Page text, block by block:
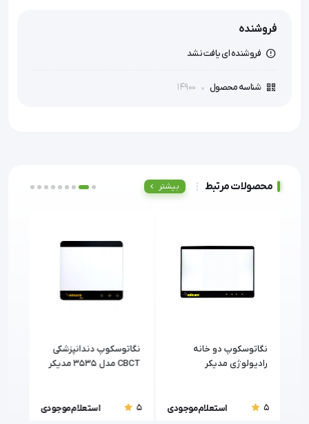
فروشنده
فروشنده ای یافت نشد
شناسه محصول 14900
محصولات مرتبط بیشتر
نگاتوسکوپ دو خانه
رادیولوژی مدیکر
5 استعلام موجودی
نگاتوسکوپ دندانپزشکی
CBCT مدل 3535 مدیکر
5 استعلام موجودی